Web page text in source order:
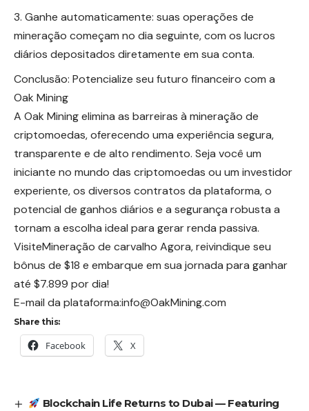
Ganhe automaticamente: suas operações de
mineração começam no dia seguinte, com os lucros
diários depositados diretamente em sua conta.
Conclusão: Potencialize seu futuro financeiro com a
Oak Mining
A Oak Mining elimina as barreiras à mineração de
criptomoedas, oferecendo uma experiência segura,
transparente e de alto rendimento. Seja você um
iniciante no mundo das criptomoedas ou um investidor
experiente, os diversos contratos da plataforma, o
potencial de ganhos diários e a segurança robusta a
tornam a escolha ideal para gerar renda passiva.
VisiteMineração de carvalho Agora, reivindique seu
bônus de $18 e embarque em sua jornada para ganhar
até $7.899 por dia!
E-mail da plataforma:info@OakMining.com
Share this:
Facebook X
Blockchain Life Returns to Dubai — Featuring